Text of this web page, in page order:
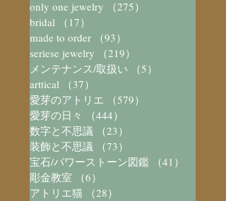
only one jewelry
（275）
bridal
（17）
made to order
（93）
seriese jewelry
（219）
メンテナンス/取扱い
（5）
arttical
（37）
愛芽のアトリエ
（579）
愛芽の日々
（444）
数字と不思議
（23）
装飾と不思議
（73）
宝石/パワーストーン図鑑
（41）
彫金教室
（6）
アトリエ猫
（28）